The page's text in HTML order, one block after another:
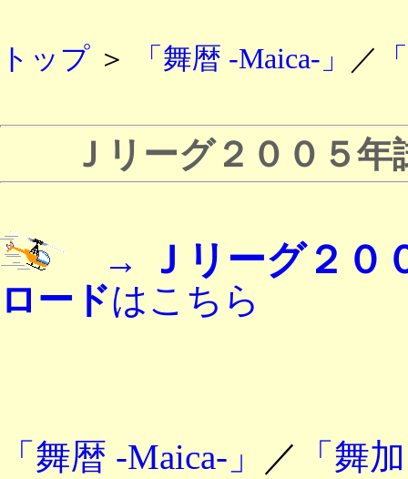
トップ ＞ 「舞暦 -Maica-」 ／
Ｊリーグ２００５年
→ Ｊリーグ２０
ロードはこちら
「舞暦 -Maica-」 ／
「舞